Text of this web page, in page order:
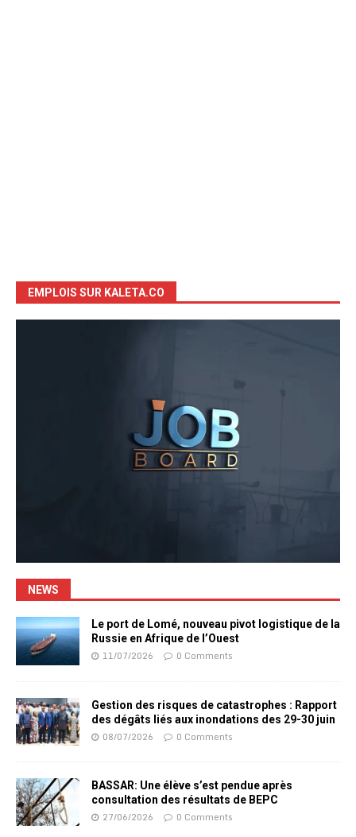
EMPLOIS SUR KALETA.CO
NEWS
Le port de Lomé, nouveau pivot logistique de la
Russie en Afrique de l’Ouest
11/07/2026 0 Comments
Gestion des risques de catastrophes : Rapport
des dégâts liés aux inondations des 29-30 juin
08/07/2026 0 Comments
BASSAR: Une élève s’est pendue après
consultation des résultats de BEPC
27/06/2026 0 Comments